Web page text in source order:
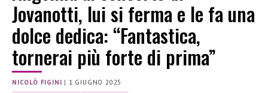
Jovanotti, lui si ferma e le fa una
dolce dedica: “Fantastica,
tornerai più forte di prima”
NICOLÒ FIGINI | 1 GIUGNO 2025